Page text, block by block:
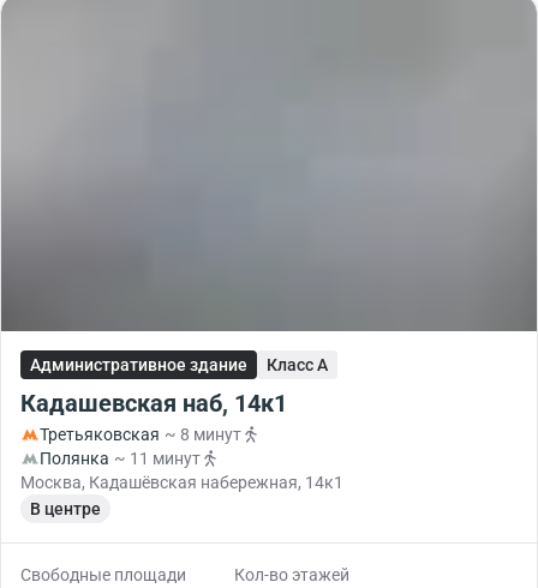
Административное здание Класс A
Кадашевская наб, 14к1
Третьяковская ~ 8 минут
Полянка ~ 11 минут
Москва, Кадашёвская набережная, 14к1
В центре
Свободные площади
Кол-во этажей